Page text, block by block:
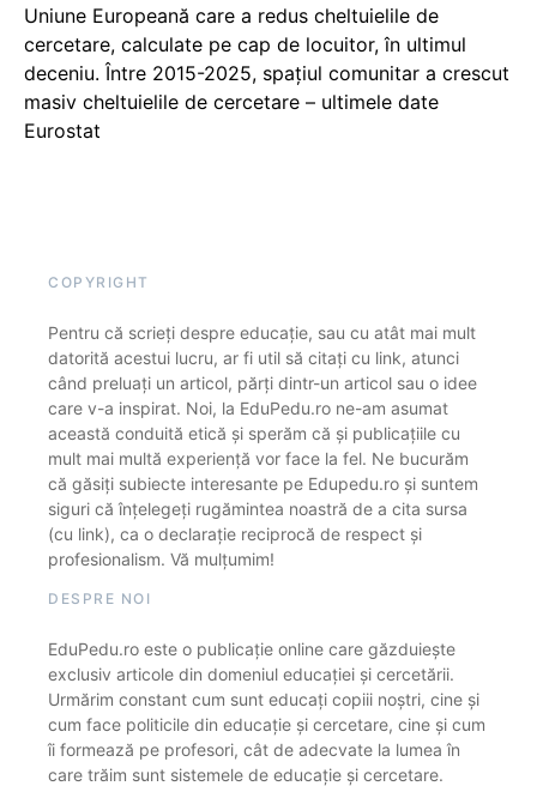
Uniune Europeană care a redus cheltuielile de
cercetare, calculate pe cap de locuitor, în ultimul
deceniu. Între 2015-2025, spațiul comunitar a crescut
masiv cheltuielile de cercetare – ultimele date
Eurostat
COPYRIGHT
Pentru că scrieți despre educație, sau cu atât mai mult
datorită acestui lucru, ar fi util să citați cu link, atunci
când preluați un articol, părți dintr-un articol sau o idee
care v-a inspirat. Noi, la EduPedu.ro ne-am asumat
această conduită etică și sperăm că și publicațiile cu
mult mai multă experiență vor face la fel. Ne bucurăm
că găsiți subiecte interesante pe Edupedu.ro și suntem
siguri că înțelegeți rugămintea noastră de a cita sursa
(cu link), ca o declarație reciprocă de respect și
profesionalism. Vă mulțumim!
DESPRE NOI
EduPedu.ro este o publicație online care găzduiește
exclusiv articole din domeniul educației și cercetării.
Urmărim constant cum sunt educați copiii noștri, cine și
cum face politicile din educație și cercetare, cine și cum
îi formează pe profesori, cât de adecvate la lumea în
care trăim sunt sistemele de educație și cercetare.